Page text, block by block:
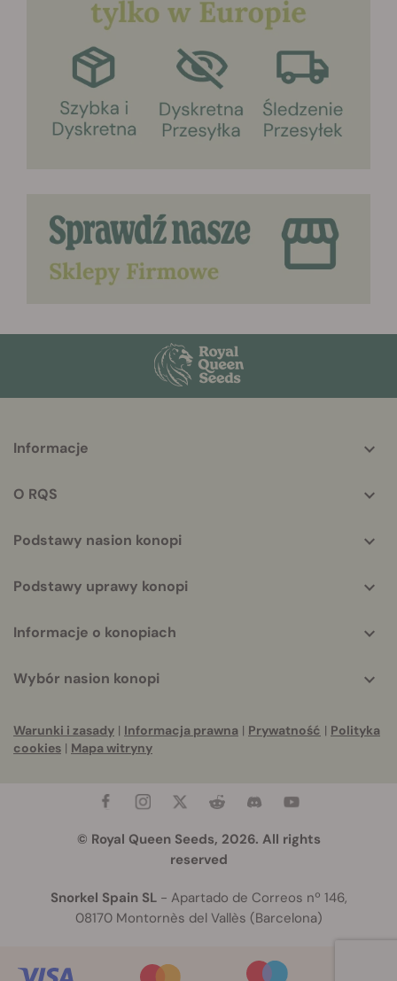
helpful
Informacje
O RQS
Podstawy nasion konopi
Podstawy uprawy konopi
Informacje o konopiach
Wybór nasion konopi
Warunki i zasady | Informacja prawna | Prywatność | Polityka
cookies | Mapa witryny
© Royal Queen Seeds, 2026. All rights
reserved
Snorkel Spain SL- Apartado de Correos nº 146,
08170 Montornès del Vallès (Barcelona)